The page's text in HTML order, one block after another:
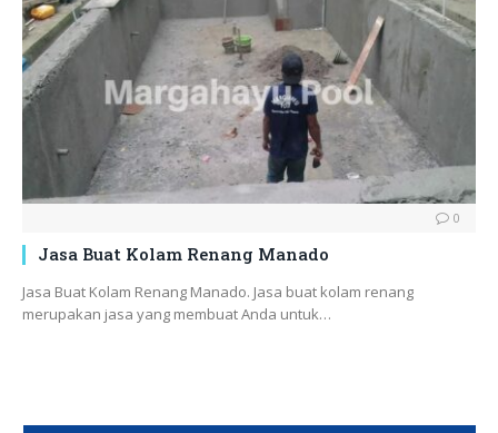
0
Jasa Buat Kolam Renang Manado
Jasa Buat Kolam Renang Manado. Jasa buat kolam renang
merupakan jasa yang membuat Anda untuk…